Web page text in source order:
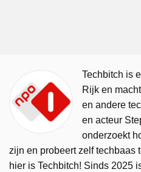
Techbitch is
Rijk en
en andere
en acteur
onderzoekt
zijn en probeert zelf techbaas
hier is Techbitch! Sinds 2025